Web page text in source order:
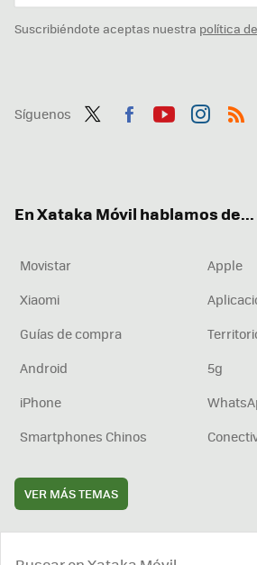
Suscribiéndote aceptas nuestra política
Síguenos
En Xataka Móvil hablamos de...
Movistar
Apple
Xiaomi
Guías de compra
Android
5g
iPhone
Smartphones Chinos
VER MÁS TEMAS